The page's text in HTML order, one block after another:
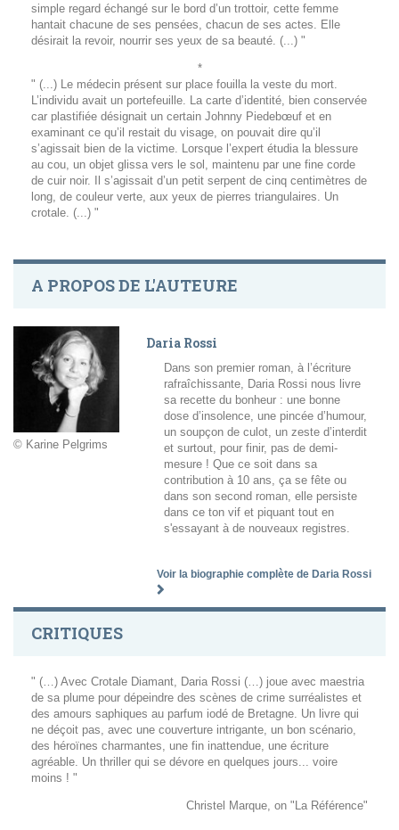
simple regard échangé sur le bord d’un trottoir, cette femme
hantait chacune de ses pensées, chacun de ses actes. Elle
désirait la revoir, nourrir ses yeux de sa beauté. (...) "
*
" (...) Le médecin présent sur place fouilla la veste du mort.
L’individu avait un portefeuille. La carte d’identité, bien conservée
car plastifiée désignait un certain Johnny Piedebœuf et en
examinant ce qu’il restait du visage, on pouvait dire qu’il
s’agissait bien de la victime. Lorsque l’expert étudia la blessure
au cou, un objet glissa vers le sol, maintenu par une fine corde
de cuir noir. Il s’agissait d’un petit serpent de cinq centimètres de
long, de couleur verte, aux yeux de pierres triangulaires. Un
crotale. (...) "
A PROPOS DE L'AUTEURE
© Karine Pelgrims
Daria Rossi
Dans son premier roman, à l’écriture
rafraîchissante, Daria Rossi nous livre
sa recette du bonheur : une bonne
dose d’insolence, une pincée d’humour,
un soupçon de culot, un zeste d’interdit
et surtout, pour finir, pas de demi-
mesure ! Que ce soit dans sa
contribution à 10 ans, ça se fête ou
dans son second roman, elle persiste
dans ce ton vif et piquant tout en
s'essayant à de nouveaux registres.
Voir la biographie complète de Daria Rossi
CRITIQUES
" (…) Avec Crotale Diamant, Daria Rossi (…) joue avec maestria
de sa plume pour dépeindre des scènes de crime surréalistes et
des amours saphiques au parfum iodé de Bretagne. Un livre qui
ne déçoit pas, avec une couverture intrigante, un bon scénario,
des héroïnes charmantes, une fin inattendue, une écriture
agréable. Un thriller qui se dévore en quelques jours... voire
moins ! "
Christel Marque, on "La Référence"